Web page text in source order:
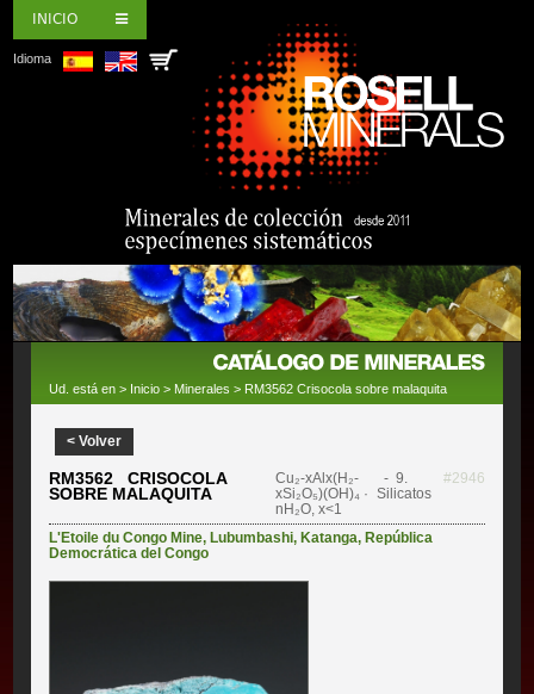
INICIO
Idioma
Ud. está en > Inicio > Minerales > RM3562 Crisocola sobre malaquita
< Volver
RM3562 CRISOCOLA
SOBRE MALAQUITA
Cu₂-xAlx(H₂-
xSi₂O₅)(OH)₄ ·
nH₂O, x<1
- 9.
Silicatos
#2946
L'Etoile du Congo Mine, Lubumbashi, Katanga, República
Democrática del Congo